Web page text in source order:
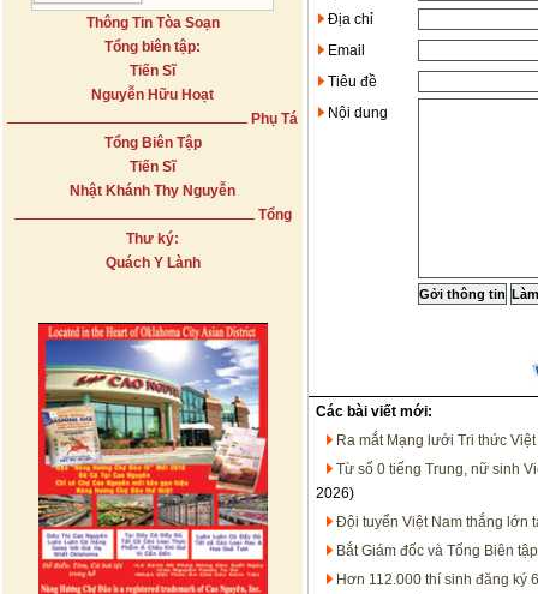
Thông Tin Tòa Soạn
Tổng biên tập:
Tiến Sĩ
Nguyễn Hữu Hoạt
Phụ Tá
Tổng Biên Tập
Tiến Sĩ
Nhật Khánh Thy Nguyễn
Tổng
Thư ký:
Quách Y Lành
Địa chỉ
Email
Tiêu đề
Nội dung
Các bài viết mới:
Ra mắt Mạng lưới Tri thức
Từ số 0 tiếng Trung, nữ sinh
2026)
Đội tuyển Việt Nam thắng lớn
Bắt Giám đốc và Tổng Biên
Hơn 112.000 thí sinh đăng ký